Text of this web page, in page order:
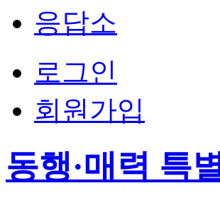
응답소
로그인
회원가입
동행·매력 특